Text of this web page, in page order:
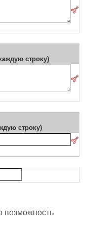
строку)
строку)
возможность